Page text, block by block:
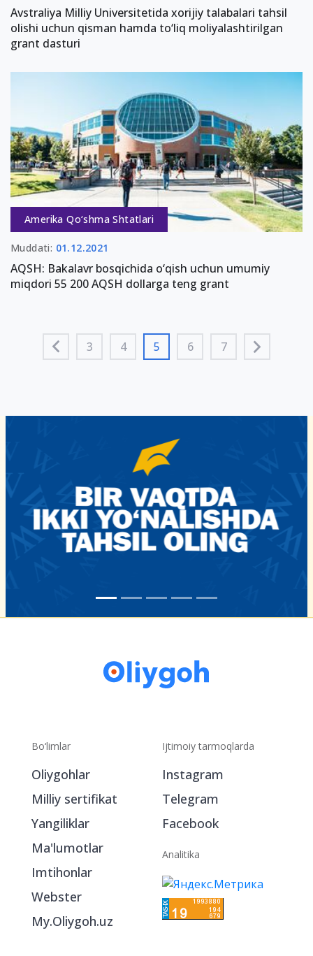
Avstraliya Milliy Universitetida xorijiy talabalari tahsil
olishi uchun qisman hamda to‘liq moliyalashtirilgan
grant dasturi
Amerika Qo‘shma Shtatlari
Muddati: 01.12.2021
AQSH: Bakalavr bosqichida o‘qish uchun umumiy
miqdori 55 200 AQSH dollarga teng grant
3 4 5 6 7
Bo‘limlar
Oliygohlar
Milliy sertifikat
Yangiliklar
Ma'lumotlar
Imtihonlar
Webster
My.Oliygoh.uz
Ijtimoiy tarmoqlarda
Instagram
Telegram
Facebook
Analitika